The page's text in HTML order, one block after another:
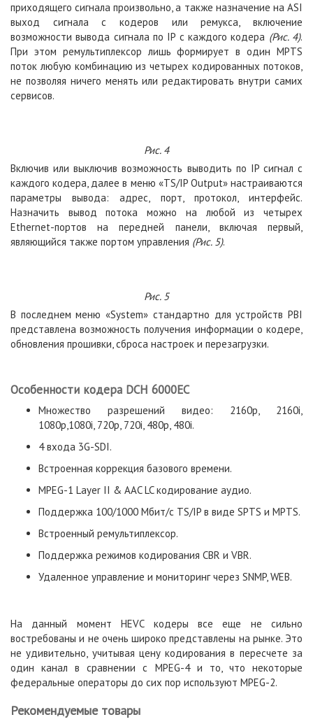
приходящего сигнала произвольно, а также назначение на ASI
выход сигнала с кодеров или ремукса, включение
возможности вывода сигнала по IP с каждого кодера (Рис. 4).
При этом ремультиплексор лишь формирует в один MPTS
поток любую комбинацию из четырех кодированных потоков,
не позволяя ничего менять или редактировать внутри самих
сервисов.
Рис. 4
Включив или выключив возможность выводить по IP сигнал с
каждого кодера, далее в меню «TS/IP Output» настраиваются
параметры вывода: адрес, порт, протокол, интерфейс.
Назначить вывод потока можно на любой из четырех
Ethernet-портов на передней панели, включая первый,
являющийся также портом управления (Рис. 5).
Рис. 5
В последнем меню «System» стандартно для устройств PBI
представлена возможность получения информации о кодере,
обновления прошивки, сброса настроек и перезагрузки.
Особенности кодера DCH 6000EC
Множество разрешений видео: 2160p, 2160i,
1080p,1080i, 720p, 720i, 480p, 480i.
4 входа 3G-SDI.
Встроенная коррекция базового времени.
MPEG-1 Layer II & AAC LC кодирование аудио.
Поддержка 100/1000 Мбит/с TS/IP в виде SPTS и MPTS.
Встроенный ремультиплексор.
Поддержка режимов кодирования CBR и VBR.
Удаленное управление и мониторинг через SNMP, WEB.
На данный момент HEVC кодеры все еще не сильно
востребованы и не очень широко представлены на рынке. Это
не удивительно, учитывая цену кодирования в пересчете за
один канал в сравнении с MPEG-4 и то, что некоторые
федеральные операторы до сих пор используют MPEG-2.
Рекомендуемые товары